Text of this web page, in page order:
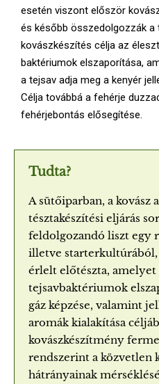
esetén viszont először
és később összedolgozzák
kovászkészítés célja az
baktériumok elszaporítása,
a tejsav adja meg a kenyér
Célja továbbá a fehérje
fehérjebontás elősegítése.
Tudta?
A sütőiparban, a kovász
tésztakészítési eljárás
feldolgozandó liszt egy
illetve
érlelt előtészta, amelyet
tejsavbaktériumok
gáz képzése, valamint
aromák kialakítása
kovászkészítmény
rendszerint a közvetlen
hátrányainak